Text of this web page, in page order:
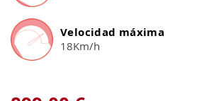
Velocidad máxima
18Km/h